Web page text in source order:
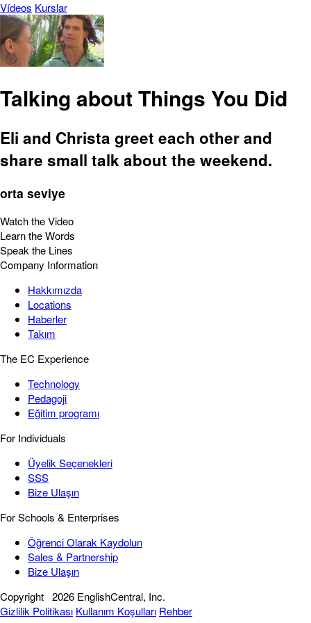
Vídeos Kurslar
Talking about Things You Did
Eli and Christa greet each other and
share small talk about the weekend.
orta seviye
Watch the Video
Learn the Words
Speak the Lines
Company Information
Hakkımızda
Locations
Haberler
Takım
The EC Experience
Technology
Pedagoji
Eğitim programı
For Individuals
Üyelik Seçenekleri
SSS
Bize Ulaşın
For Schools & Enterprises
Öğrenci Olarak Kaydolun
Sales & Partnership
Bize Ulaşın
Copyright 2026 EnglishCentral, Inc.
Gizlilik Politikası Kullanım Koşulları Rehber